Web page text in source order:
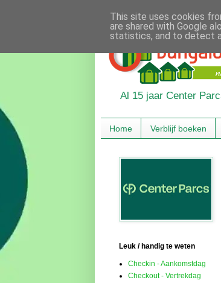
Al 15 jaar Center
Home Verblijf boeken
Leuk / handig te weten
Checkin - Aankomstdag
Checkout - Vertrekdag
This site uses cookies
are shared with Google
statistics, and to detect